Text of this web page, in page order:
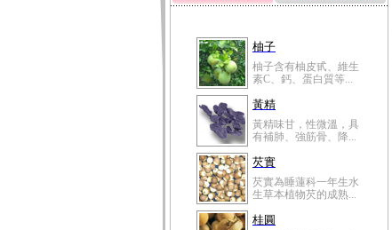
柚子
柚子含有柚皮甙、維生
素C、鈣、蛋白質等...
黃精
黃精味甘，性微溫，具
有補肺、強筋骨、降...
芡實
芡實為睡蓮科一年生水
生草本植物芡的成熟...
桂圓